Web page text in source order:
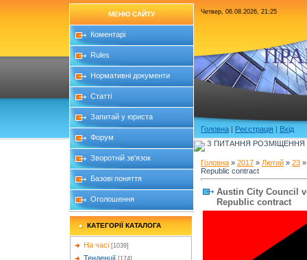
МЕНЮ САЙТУ
Коментарі
Rules
Нормативні документи
Статті
Запитай у юриста
Форум
Зворотній зв'язок
Базові поняття
Оголошення
КАТЕГОРІЇ КАТАЛОГА
На часі [1039]
Тенденції [174]
Четвер, 06.08.2026, 21:25
Головна | Реєстрація | Вхід
З ПИТАННЯ РОЗМІЩЕННЯ
Головна » 2017 » Лютий » 23
Republic contract
Austin City Council
Republic contract